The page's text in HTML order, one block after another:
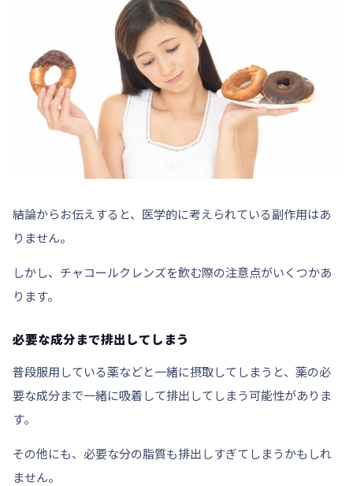
結論からお伝えすると、 医学的に考えられている副作用はあ
りません。
しかし、チャコールクレンズを飲む際の注意点がいくつかあ
ります。
必要な成分まで排出してしまう
普段服用している薬などと一緒に摂取してしまうと、薬の必
要な成分まで一緒に吸着して排出してしまう可能性がありま
す。
その他にも、必要な分の脂質も排出しすぎてしまうかもしれ
ません。